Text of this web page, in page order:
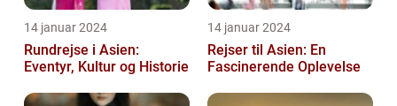
14 januar 2024
Rundrejse i Asien:
Eventyr, Kultur og Historie
14 januar 2024
Rejser til Asien: En
Fascinerende Oplevelse